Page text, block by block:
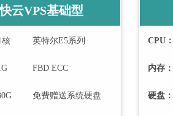
快云VPS基础型
核 英特尔E5系列
G FBD ECC
G 免费赠送系统硬盘
CPU：
内存：
硬盘：